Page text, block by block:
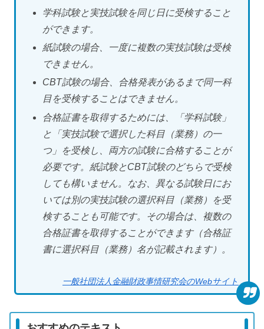
学科試験と実技試験を同じ日に受検すること
ができます。
紙試験の場合、一度に複数の実技試験は受検
できません。
CBT試験の場合、合格発表があるまで同一科
目を受検することはできません。
合格証書を取得するためには、「学科試験」
と「実技試験で選択した科目（業務）の一
つ」を受検し、両方の試験に合格することが
必要です。紙試験とCBT試験のどちらで受検
しても構いません。なお、異なる試験日にお
いては別の実技試験の選択科目（業務）を受
検することも可能です。その場合は、複数の
合格証書を取得することができます（合格証
書に選択科目（業務）名が記載されます）。
一般社団法人金融財政事情研究会のWebサイト